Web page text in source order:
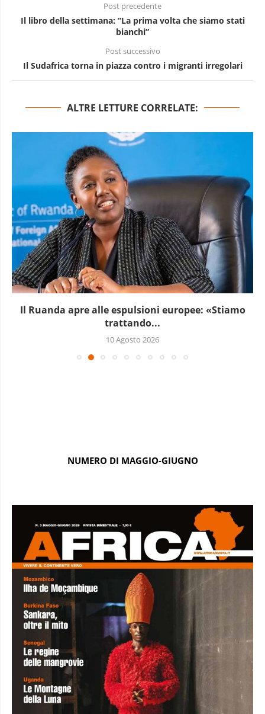
Post precedente
Il libro della settimana: “La prima volta che siamo stati
bianchi”
Post successivo
Il Sudafrica torna in piazza contro i migranti irregolari
ALTRE LETTURE CORRELATE:
Il Ruanda apre alle espulsioni europee: «Stiamo
trattando...
10 Agosto 2026
NUMERO DI MAGGIO-GIUGNO